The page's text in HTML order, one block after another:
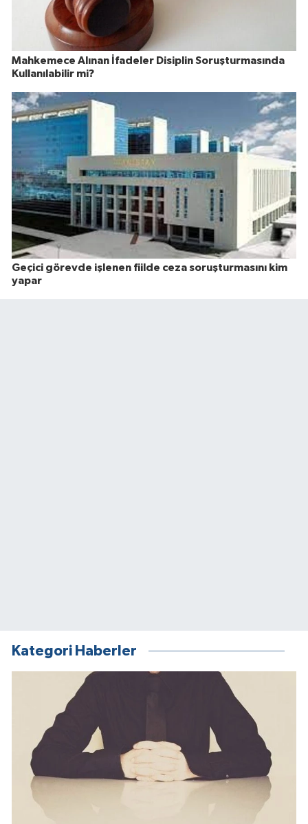
Mahkemece Alınan İfadeler Disiplin Soruşturmasında
Kullanılabilir mi?
Geçici görevde işlenen fiilde ceza soruşturmasını kim
yapar
Kategori Haberler